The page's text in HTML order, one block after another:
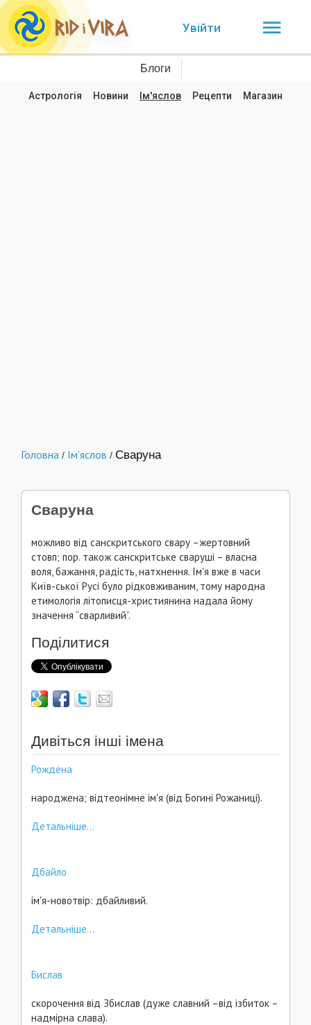
Увійти
Блоги
Астрологія Новини Ім'яслов Рецепти Магазин
Головна / Ім'яслов / Сваруна
Сваруна
можливо від санскритського свару –жертовний
стовп; пор. також санскритське сваруші – власна
воля, бажання, радість, натхнення. Ім'я вже в часи
Київ-ської Русі було рідковживаним, тому народна
етимологія літописця-християнина надала йому
значення “сварливий”.
Поділитися
Дивіться інші імена
Рождена
народжена; відтеонімне ім'я (від Богині Рожаниці).
Детальніше...
Дбайло
ім'я-новотвір: дбайливий.
Детальніше...
Бислав
скорочення від Збислав (дуже славний –від ізбиток –
надмірна слава).